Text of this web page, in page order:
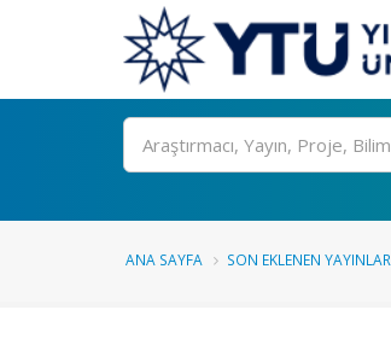
Ara
ANA SAYFA SON EKLENEN YAYINLAR